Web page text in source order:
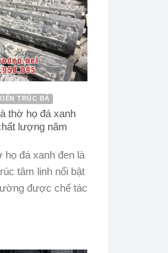
TRÚC ĐÁ
thờ họ đá xanh
lượng năm
họ đá xanh đen là
tâm linh nổi bật
được chế tác